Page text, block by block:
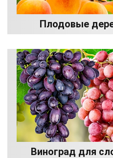
Плодовые
Виноград для